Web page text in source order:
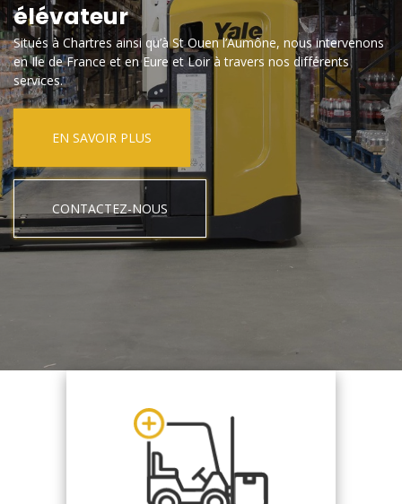
élévateur
Situés à Chartres ainsi qu’à St Ouen l’Aumône, nous intervenons
en Ile de France et en Eure et Loir à travers nos différents
services.
EN SAVOIR PLUS
CONTACTEZ-NOUS